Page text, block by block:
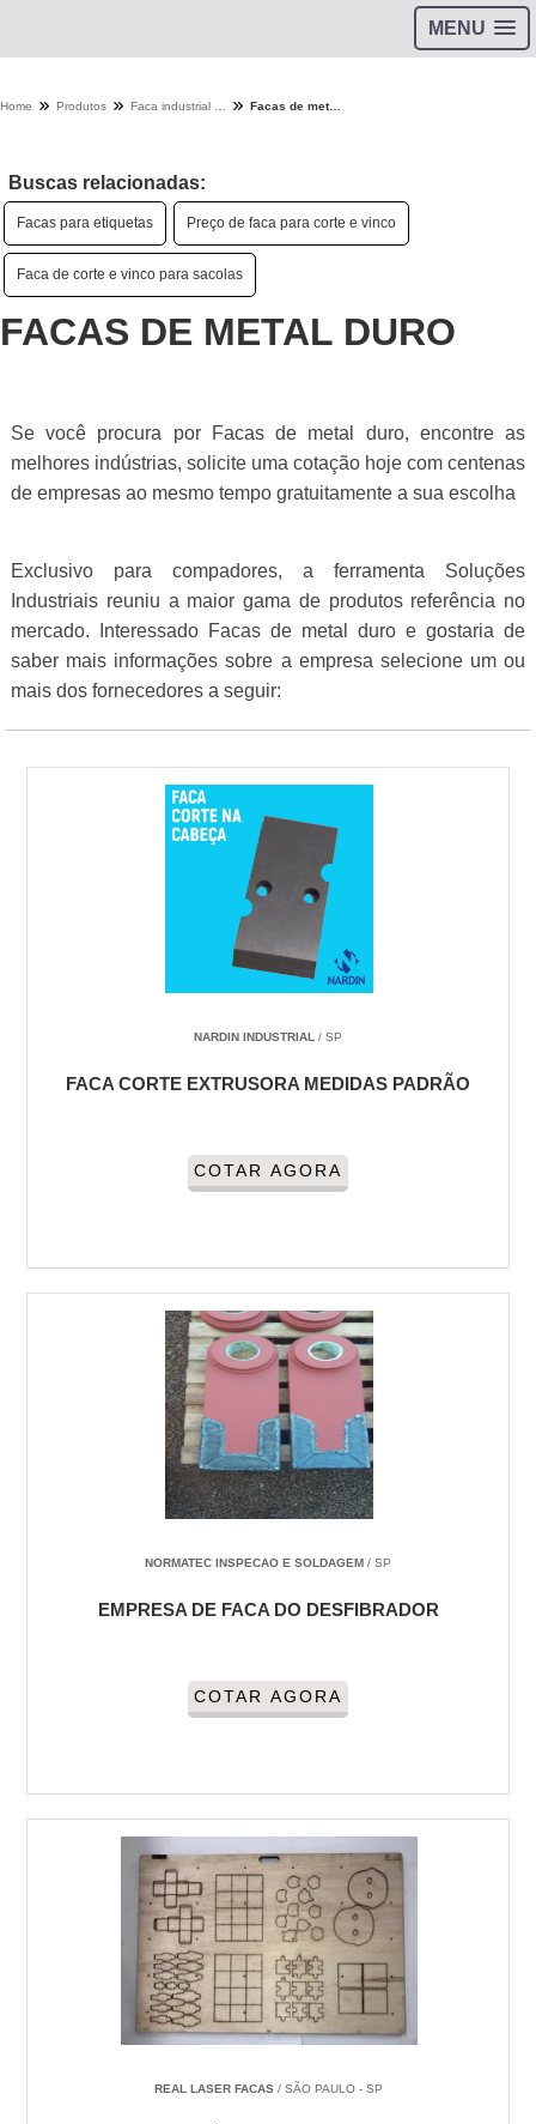
MENU
Home Produtos Facas de metal duro
Buscas relacionadas:
Facas para etiquetas Preço de faca para corte e vinco
Faca de corte e vinco para sacolas
FACAS DE METAL DURO
Se você procura por Facas de metal duro, encontre as
melhores indústrias, solicite uma cotação hoje com centenas
de empresas ao mesmo tempo gratuitamente a sua escolha
Exclusivo para compadores, a ferramenta Soluções
Industriais reuniu a maior gama de produtos referência no
mercado. Interessado Facas de metal duro e gostaria de
saber mais informações sobre a empresa selecione um ou
mais dos fornecedores a seguir:
NARDIN INDUSTRIAL / SP
FACA CORTE EXTRUSORA MEDIDAS PADRÃO
COTAR AGORA
NORMATEC INSPECAO E SOLDAGEM / SP
EMPRESA DE FACA DO DESFIBRADOR
COTAR AGORA
REAL LASER FACAS/ SÃO PAULO - SP